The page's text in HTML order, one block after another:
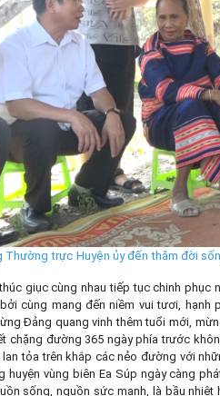
Thường trực Huyện ủy đến thăm đời
giục cùng nhau tiếp tục chinh
cùng mang đến niềm vui tươi,
Đảng quang vinh thêm tuổi mới,
chặng đường 365 ngày phía trước
tỏa trên khắp các nẻo đường với
huyện vùng biên Ea Súp ngày càng
sống, nguồn sức mạnh, là bầu